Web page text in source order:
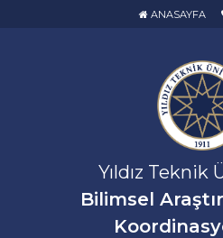
ANASAYFA
Yıldız Teknik
Bilimsel